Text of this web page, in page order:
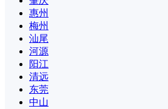
惠州
梅州
汕尾
河源
阳江
清远
东莞
中山